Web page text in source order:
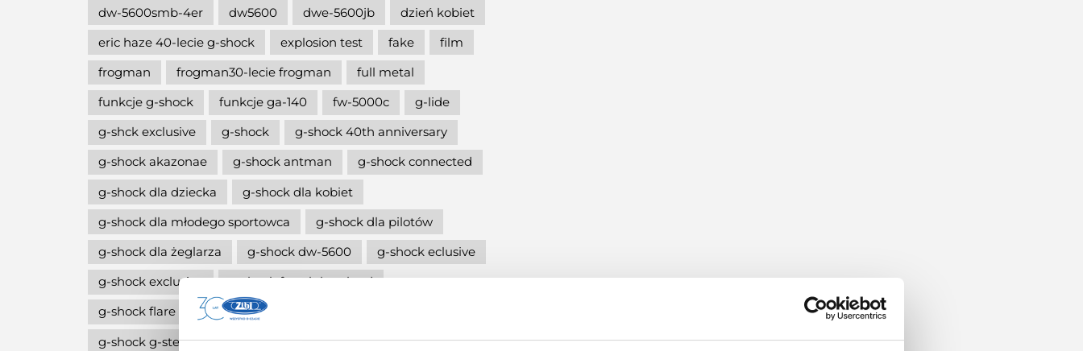
dw-5600smb-4er
dw5600 dwe-5600jb
dzień kobiet
eric haze 40-lecie g-shock
explosion test fake
film
frogman
frogman30-lecie frogman
full metal
funkcje g-shock
funkcje ga-140 fw-5000c
g-lide
g-shck exclusive
g-shock
g-shock 40th anniversary
g-shock akazonae
g-shock antman
g-shock connected
g-shock dla dziecka
g-shock dla kobiet
g-shock dla młodego sportowca
g-shock dla pilotów
g-shock dla żeglarza
g-shock dw-5600
g-shock eclusive
g-shock exclusive
g-shock fan club poland
g-shock flare red
g-shock g-squa dw-h5600
g-shock g-steel
g-shock limitowana edycja